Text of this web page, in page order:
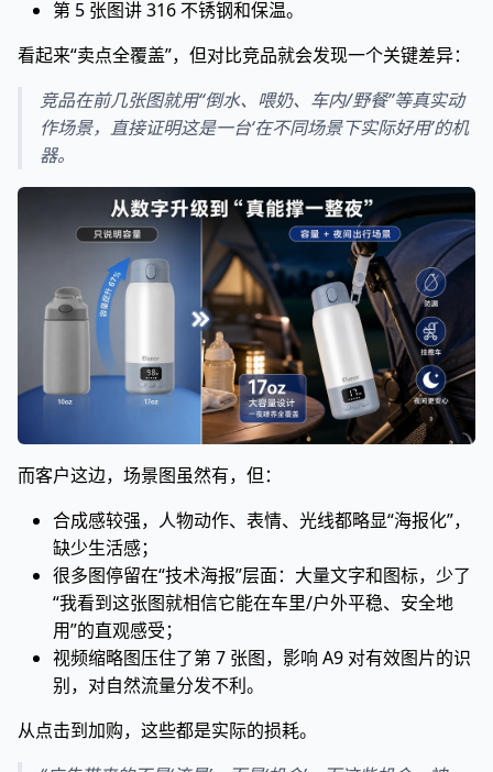
第 5 张图讲 316 不锈钢和保温。
看起来“卖点全覆盖”，但对比竞品就会发现一个关键差异：
竞品在前几张图就用“倒水、喂奶、车内/野餐”等真实动
作场景，直接证明这是一台‘在不同场景下实际好用’的机
器。
而客户这边，场景图虽然有，但：
合成感较强，人物动作、表情、光线都略显“海报化”，
缺少生活感；
很多图停留在“技术海报”层面：大量文字和图标，少了
“我看到这张图就相信它能在车里/户外平稳、安全地
用”的直观感受；
视频缩略图压住了第 7 张图，影响 A9 对有效图片的识
别，对自然流量分发不利。
从点击到加购，这些都是实际的损耗。